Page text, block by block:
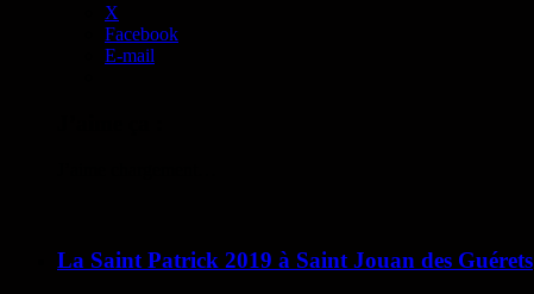
X
Facebook
E-mail
La Saint Patrick 2019 à Saint Jouan des Guérets